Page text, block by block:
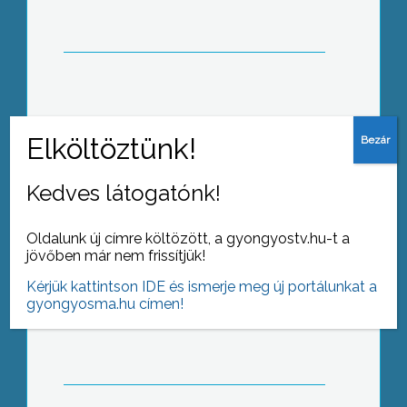
A Dózsa György Általános Iskola,
ismertebb nevén a 2-es iskola épülete
közel 12 évig állt üresen,
kihasználatlanul
Kedves látogatónk!
Oldalunk új címre költözött, a gyongyostv.hu-t a
jövőben már nem frissítjük!
Kérjük kattintson IDE és ismerje meg új portálunkat a
gyongyosma.hu címen!